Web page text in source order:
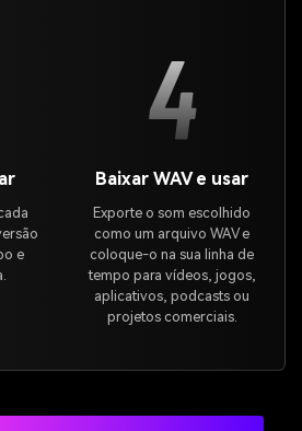
e
4
Baixar WAV e usar
Exporte o som escolhido
como um arquivo WAV e
coloque-o na sua linha de
tempo para vídeos, jogos,
aplicativos, podcasts ou
projetos comerciais.